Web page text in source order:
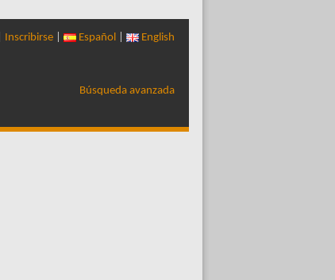
Inscribirse Español English
Búsqueda avanzada